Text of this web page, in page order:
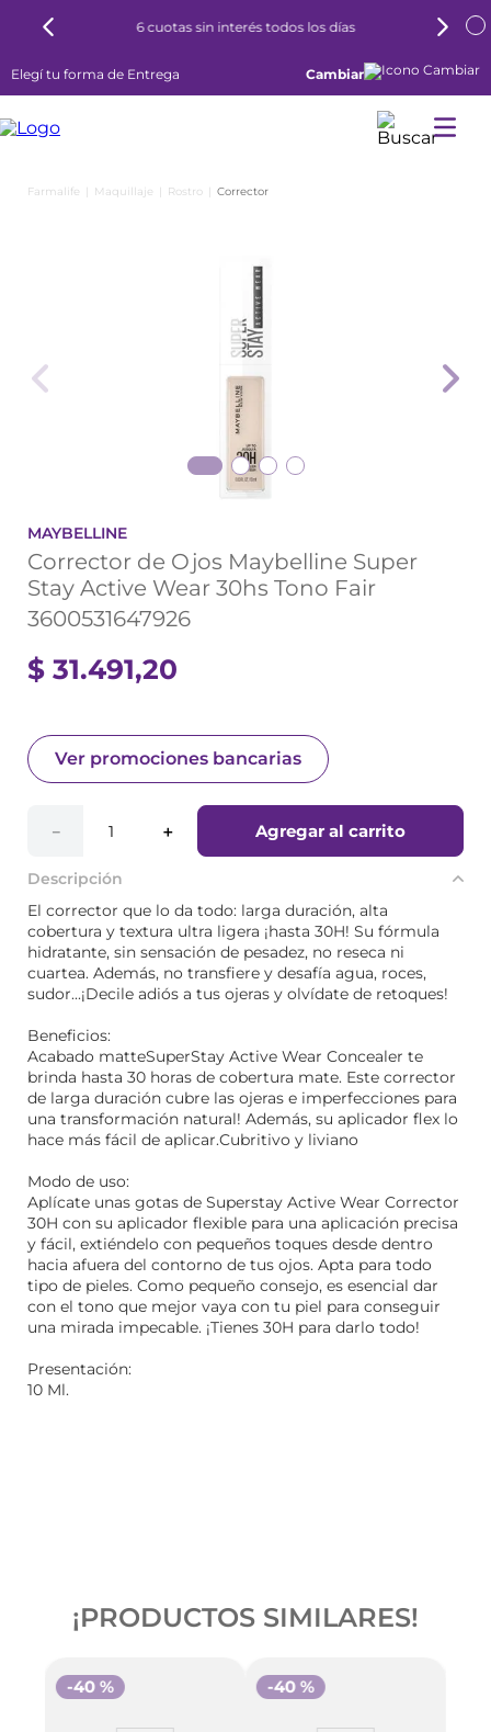
6 cuotas sin interés todos los días
Elegí tu forma de Entrega Cambiar
Maquillaje Rostro Corrector
MAYBELLINE
Corrector de Ojos Maybelline Super
Stay Active Wear 30hs Tono Fair
3600531647926
$ 31.491,20
Ver promociones bancarias
＋
－ Agregar al carrito
Descripción
El corrector que lo da todo: larga duración, alta
cobertura y textura ultra ligera ¡hasta 30H! Su fórmula
hidratante, sin sensación de pesadez, no reseca ni
cuartea. Además, no transfiere y desafía agua, roces,
sudor...¡Decile adiós a tus ojeras y olvídate de retoques!
Beneficios:
Acabado matteSuperStay Active Wear Concealer te
brinda hasta 30 horas de cobertura mate. Este corrector
de larga duración cubre las ojeras e imperfecciones para
una transformación natural! Además, su aplicador flex lo
hace más fácil de aplicar.Cubritivo y liviano
Modo de uso:
Aplícate unas gotas de Superstay Active Wear Corrector
30H con su aplicador flexible para una aplicación precisa
y fácil, extiéndelo con pequeños toques desde dentro
hacia afuera del contorno de tus ojos. Apta para todo
tipo de pieles. Como pequeño consejo, es esencial dar
con el tono que mejor vaya con tu piel para conseguir
una mirada impecable. ¡Tienes 30H para darlo todo!
Presentación:
10 Ml.
¡PRODUCTOS SIMILARES!
-40 % -40 %